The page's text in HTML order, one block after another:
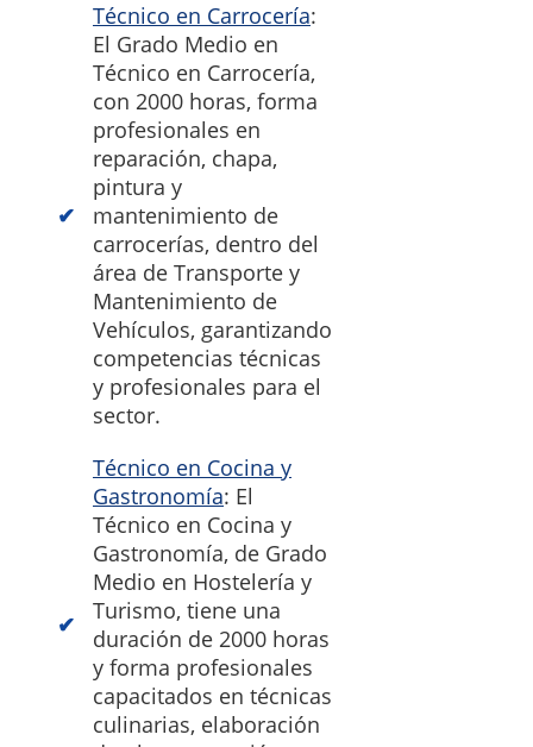
Técnico en Carrocería:
El Grado Medio en
Técnico en Carrocería,
con 2000 horas, forma
profesionales en
reparación, chapa,
pintura y
mantenimiento de
carrocerías, dentro del
área de Transporte y
Mantenimiento de
Vehículos, garantizando
competencias técnicas
y profesionales para el
sector.
Técnico en Cocina y
Gastronomía: El
Técnico en Cocina y
Gastronomía, de Grado
Medio en Hostelería y
Turismo, tiene una
duración de 2000 horas
y forma profesionales
capacitados en técnicas
culinarias, elaboración